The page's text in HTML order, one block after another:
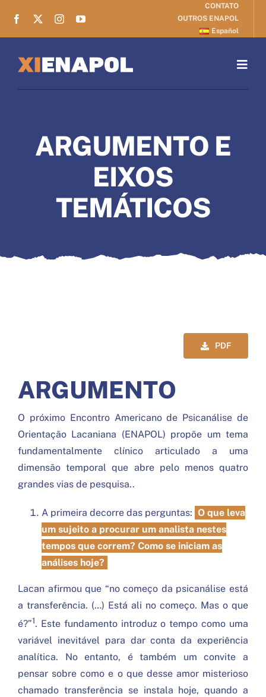
CONTATO
OUTROS ENAPOL
Español
ARGUMENTO
ORIENTAÇÃO
ARGUMENTO E
EIXOS
TEMÁTICOS
PDF
ARGUMENTO
O próximo Encontro Americano de Psicanálise de
Orientação Lacaniana (ENAPOL) propõe um tema
fundamentalmente clínico articulado a uma
dimensão temporal que abre pelo menos quatro
grandes vias de pesquisa..
A primeira decorre das perguntas: O que leva
um sujeito a procurar um analista nestes
tempos que correm? Como se iniciam as
análises hoje?
Lacan afirmou que “no começo da psicanálise está
a transferência. (…) Está ali no começo. Mas o que
é?”1. Este fundamento introduz o tempo como uma
variável inevitável para dar conta da experiência
analítica. No entanto, é também um convite a
pensar sobre como e o que desse amor misterioso
chamado transferência se instala hoje, quando a